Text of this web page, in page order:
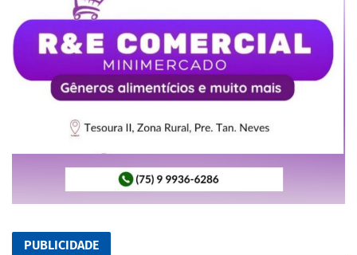
PUBLICIDADE